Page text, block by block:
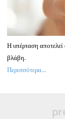
Η υπέρταση
βλάβη.
Περισσότερα...